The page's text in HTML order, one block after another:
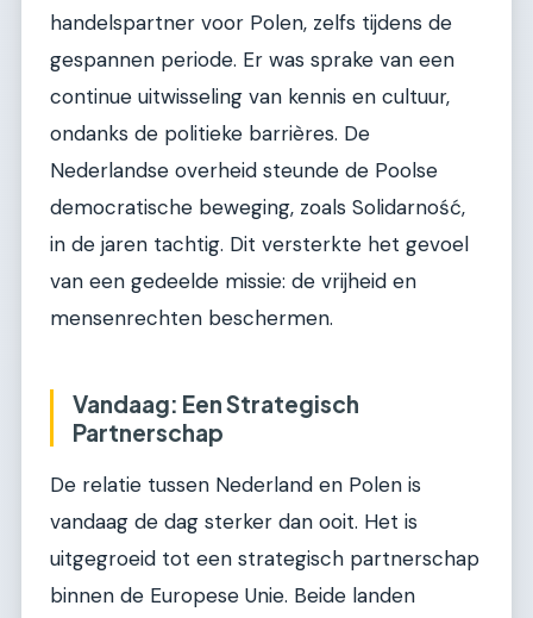
handelspartner voor Polen, zelfs tijdens de
gespannen periode. Er was sprake van een
continue uitwisseling van kennis en cultuur,
ondanks de politieke barrières. De
Nederlandse overheid steunde de Poolse
democratische beweging, zoals Solidarność,
in de jaren tachtig. Dit versterkte het gevoel
van een gedeelde missie: de vrijheid en
mensenrechten beschermen.
Vandaag: Een Strategisch
Partnerschap
De relatie tussen Nederland en Polen is
vandaag de dag sterker dan ooit. Het is
uitgegroeid tot een strategisch partnerschap
binnen de Europese Unie. Beide landen